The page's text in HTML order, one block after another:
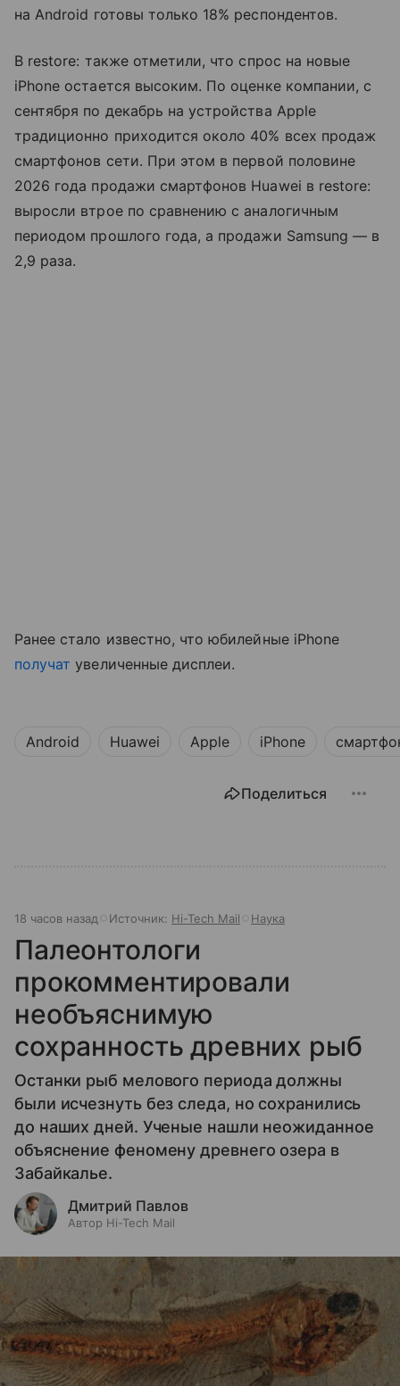
на Android готовы только 18% респондентов.
В restore: также отметили, что спрос на новые
iPhone остается высоким. По оценке компании, с
сентября по декабрь на устройства Apple
традиционно приходится около 40% всех продаж
смартфонов сети. При этом в первой половине
2026 года продажи смартфонов Huawei в restore:
выросли втрое по сравнению с аналогичным
периодом прошлого года, а продажи Samsung — в
2,9 раза.
Ранее стало известно, что юбилейные iPhone
получат увеличенные дисплеи.
Android Huawei Apple iPhone
Поделиться
18 часов назад Источник: Hi-Tech Mail Наука
Палеонтологи
прокомментировали
необъяснимую
сохранность древних рыб
Останки рыб мелового периода должны
были исчезнуть без следа, но сохранились
до наших дней. Ученые нашли неожиданное
объяснение феномену древнего озера в
Забайкалье.
Дмитрий Павлов
Автор Hi-Tech Mail